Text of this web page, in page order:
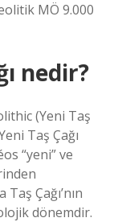
MÖ 9.000
nedir?
(Yeni Taş
Taş Çağı
“yeni” ve
Çağı’nın
dönemdir.